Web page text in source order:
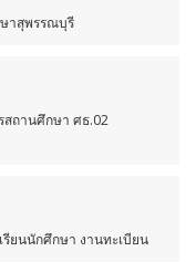
าสุพรรณบุรี
ถานศึกษา ศธ.02
นนักศึกษา งานทะเบียน